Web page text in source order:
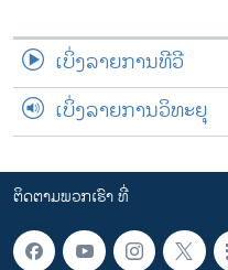
ເບິ່ງລາຍການທີວີ
ເບິ່ງລາຍການວິທະຍຸ
ຕິດຕາມພວກເຮົາ ທີ່